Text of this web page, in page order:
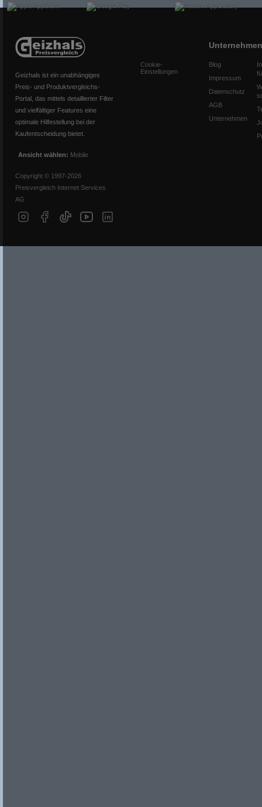
Geizhals ist ein unabhängiges
Preis- und Produktvergleichs-
Portal, das mittels detaillierter Filter
und vielfältiger Features eine
optimale Hilfestellung bei der
Kaufentscheidung bietet.
Ansicht wählen: Mobile
Copyright © 1997-2026
Preisvergleich Internet Services
AG
Cookie-
Einstellungen
Unternehmen
Blog
Impressum
Datenschutz
AGB
Unternehmen